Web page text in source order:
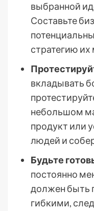
выбранной
Составьте
стратегию
вкладывать
небольшом
продукт или
людей и
Будьте
постоянно
должен быть
гибкими,